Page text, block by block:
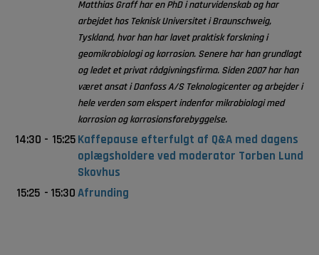
Matthias Graff har en PhD i naturvidenskab og har
arbejdet hos Teknisk Universitet i Braunschweig,
Tyskland, hvor han har lavet praktisk forskning i
geomikrobiologi og korrosion. Senere har han grundlagt
og ledet et privat rådgivningsfirma. Siden 2007 har han
været ansat i Danfoss A/S Teknologicenter og arbejder i
hele verden som ekspert indenfor mikrobiologi med
korrosion og korrosionsforebyggelse.
14:30 - 15:25Kaffepause efterfulgt af Q&A med dagens
oplægsholdere ved moderator Torben Lund
Skovhus
15:25 - 15:30Afrunding